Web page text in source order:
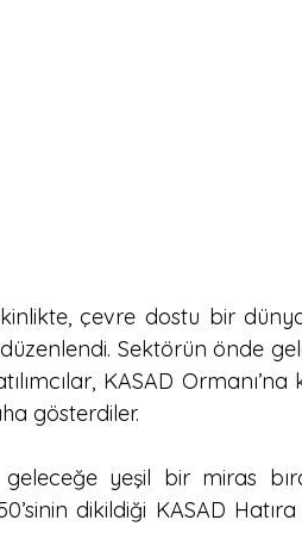
çevre dostu bir
Sektörün önde
KASAD
gösterdiler.
geleceğe yeşil bir miras
dikildiği KASAD